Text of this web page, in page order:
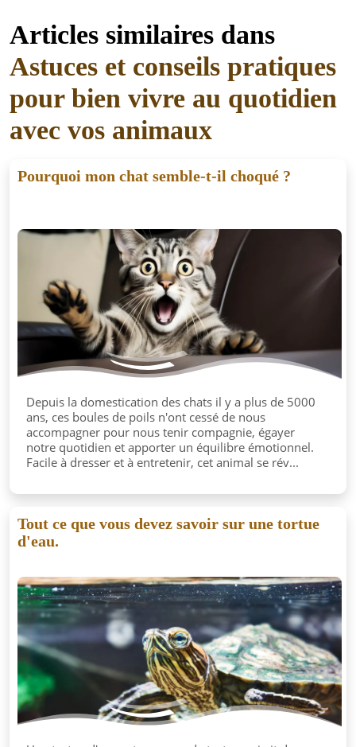
Articles similaires dans
Astuces et conseils pratiques
pour bien vivre au quotidien
avec vos animaux
Pourquoi mon chat semble-t-il choqué ?
Depuis la domestication des chats il y a plus de 5000
ans, ces boules de poils n'ont cessé de nous
accompagner pour nous tenir compagnie, égayer
notre quotidien et apporter un équilibre émotionnel.
Facile à dresser et à entretenir, cet animal se rév...
Tout ce que vous devez savoir sur une tortue
d'eau.